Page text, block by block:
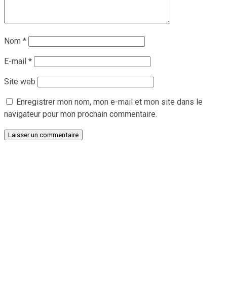
Nom *
E-mail *
Site web
Enregistrer mon nom, mon e-mail et mon site dans le
navigateur pour mon prochain commentaire.